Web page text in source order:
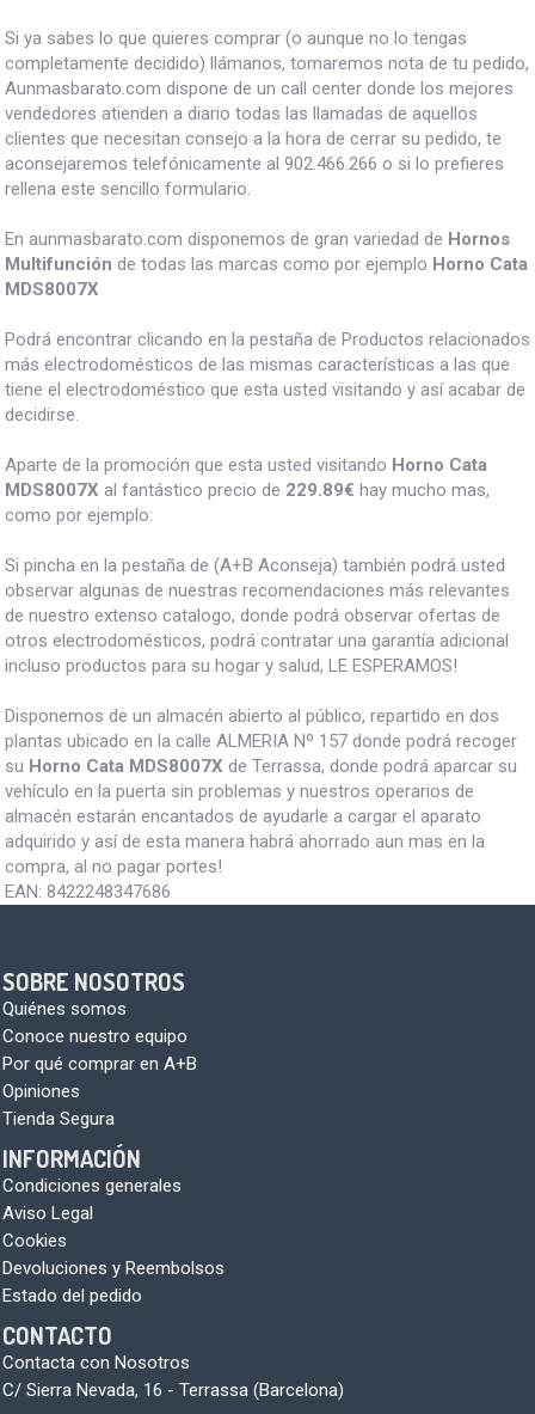
Si ya sabes lo que quieres comprar (o aunque no lo tengas
completamente decidido) llámanos, tomaremos nota de tu pedido,
Aunmasbarato.com dispone de un call center donde los mejores
vendedores atienden a diario todas las llamadas de aquellos
clientes que necesitan consejo a la hora de cerrar su pedido, te
aconsejaremos telefónicamente al 902.466.266 o si lo prefieres
rellena este sencillo formulario.
En aunmasbarato.com disponemos de gran variedad de Hornos
Multifunción de todas las marcas como por ejemplo Horno Cata
MDS8007X
Podrá encontrar clicando en la pestaña de Productos relacionados
más electrodomésticos de las mismas características a las que
tiene el electrodoméstico que esta usted visitando y así acabar de
decidirse.
Aparte de la promoción que esta usted visitando Horno Cata
MDS8007X al fantástico precio de 229.89€ hay mucho mas,
como por ejemplo:
Si pincha en la pestaña de (A+B Aconseja) también podrá usted
observar algunas de nuestras recomendaciones más relevantes
de nuestro extenso catalogo, donde podrá observar ofertas de
otros electrodomésticos, podrá contratar una garantía adicional
incluso productos para su hogar y salud, LE ESPERAMOS!
Disponemos de un almacén abierto al público, repartido en dos
plantas ubicado en la calle ALMERIA Nº 157 donde podrá recoger
su Horno Cata MDS8007X de Terrassa, donde podrá aparcar su
vehículo en la puerta sin problemas y nuestros operarios de
almacén estarán encantados de ayudarle a cargar el aparato
adquirido y así de esta manera habrá ahorrado aun mas en la
compra, al no pagar portes!
EAN: 8422248347686
SOBRE NOSOTROS
Quiénes somos
Conoce nuestro equipo
Por qué comprar en A+B
Opiniones
Tienda Segura
INFORMACIÓN
Condiciones generales
Aviso Legal
Cookies
Devoluciones y Reembolsos
Estado del pedido
CONTACTO
Contacta con Nosotros
C/ Sierra Nevada, 16 - Terrassa (Barcelona)